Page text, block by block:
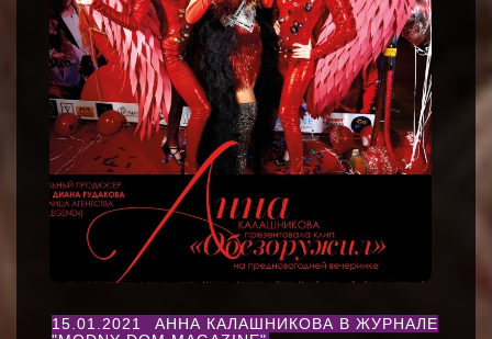
15.01.2021
АННА КАЛАШНИКОВА В ЖУРНАЛЕ